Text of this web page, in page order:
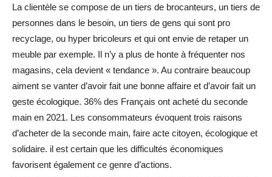
La clientèle se compose de un tiers de brocanteurs, un tiers de
personnes dans le besoin, un tiers de gens qui sont pro
recyclage, ou hyper bricoleurs et qui ont envie de retaper un
meuble par exemple. Il n’y a plus de honte à fréquenter nos
magasins, cela devient « tendance ». Au contraire beaucoup
aiment se vanter d’avoir fait une bonne affaire et d’avoir fait un
geste écologique. 36% des Français ont acheté du seconde
main en 2021. Les consommateurs évoquent trois raisons
d’acheter de la seconde main, faire acte citoyen, écologique et
solidaire. il est certain que les difficultés économiques
favorisent également ce genre d’actions.